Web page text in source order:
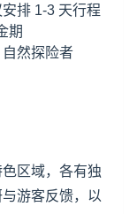
排 1-3 天行程
期
然探险者
区域，各有独
游客反馈，以